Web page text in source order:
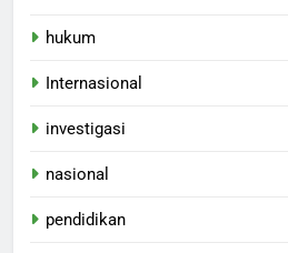
hukum
Internasional
investigasi
nasional
pendidikan